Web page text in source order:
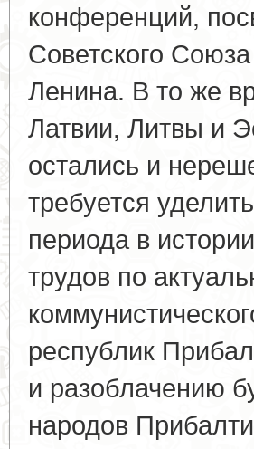
конференций,
Советского
Ленина. В то же
Латвии, Литвы и
остались и
требуется
периода в
трудов по
республик
и разоблачению
народов